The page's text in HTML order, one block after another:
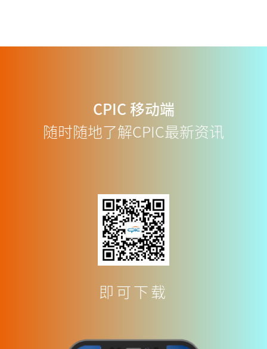
CPIC 移动端
随时随地了解CPIC最新资讯
即可下载